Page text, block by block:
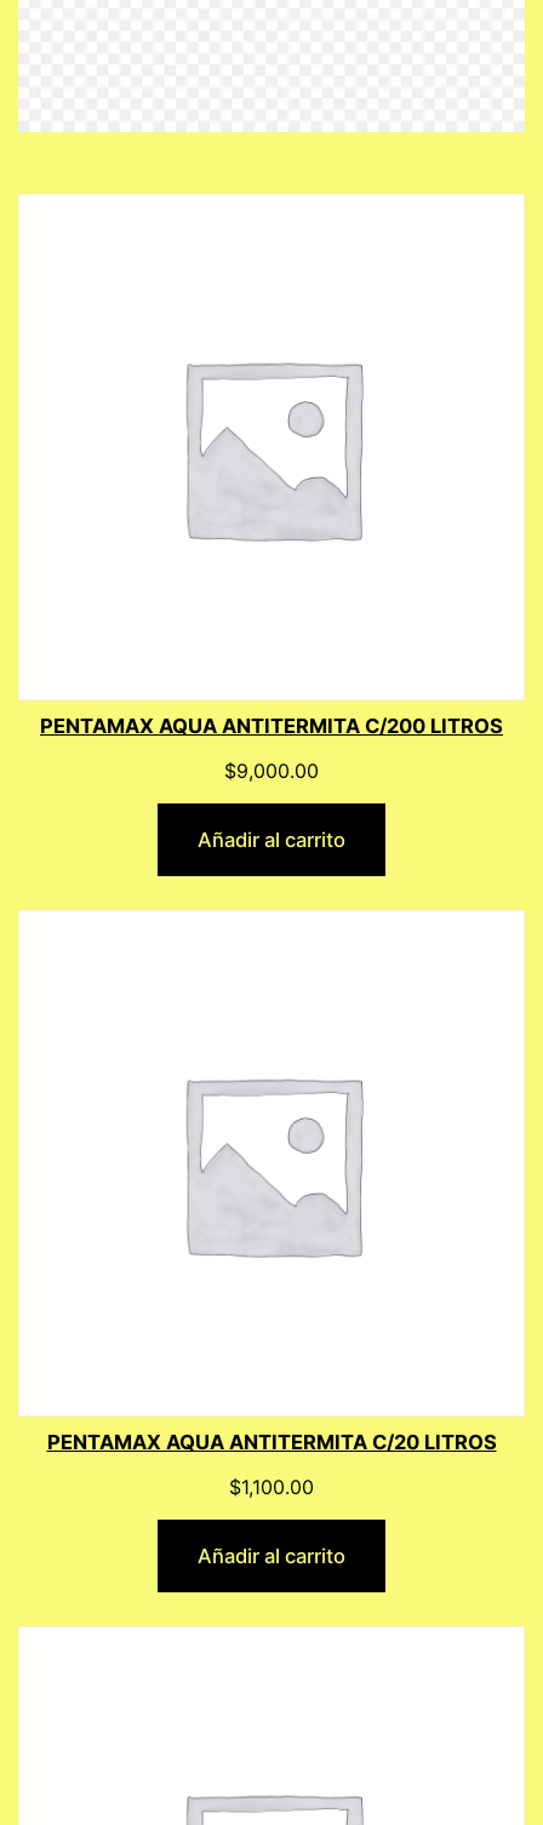
PENTAMAX AQUA ANTITERMITA C/200 LITROS
$9,000.00
Añadir al carrito
PENTAMAX AQUA ANTITERMITA C/20 LITROS
$1,100.00
Añadir al carrito